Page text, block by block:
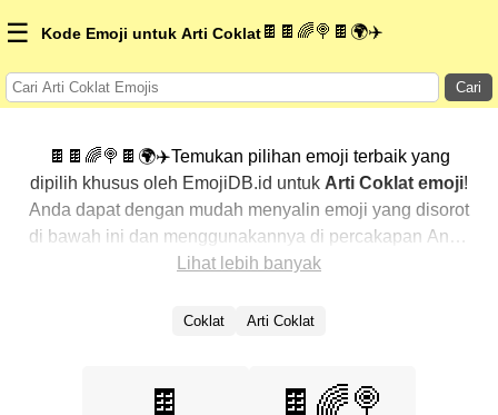
☰ Kode Emoji untuk Arti Coklat 🍫🍫🌈🍭🍫🌍✈️
Cari
🍫🍫🌈🍭🍫🌍✈️Temukan pilihan emoji terbaik yang
dipilih khusus oleh EmojiDB.id untuk Arti Coklat emoji!
Anda dapat dengan mudah menyalin emoji yang disorot
di bawah ini dan menggunakannya di percakapan Anda
untuk menambahkan sentuhan pribadi. Kami telah
yang paling populer terlebih dahulu. Ingin lebih banyak
Lihat lebih banyak
Coklat Arti Coklat
🍫 🍫🌈🍭